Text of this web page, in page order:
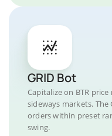
GRID Bot
Capitalize on BTR
sideways markets.
orders within preset
swing.